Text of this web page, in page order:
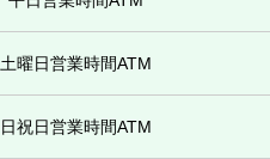
土曜日営業時間ATM
日祝日営業時間ATM